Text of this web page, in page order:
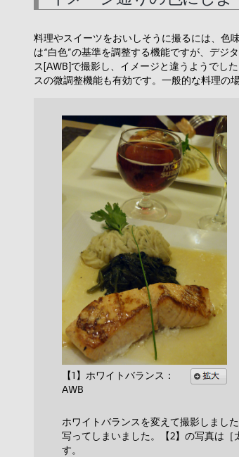
料理やスイーツをおいしそうに撮るには、色
は“白色”の基準を調整する機能ですが、デジ
ス[AWB]で撮影し、イメージと違うようでし
スの微調整機能も有効です。一般的な料理の
【1】ホワイトバランス：
AWB
ホワイトバランスを変えて撮影しまし
写ってしまいました。【2】の写真は
す。